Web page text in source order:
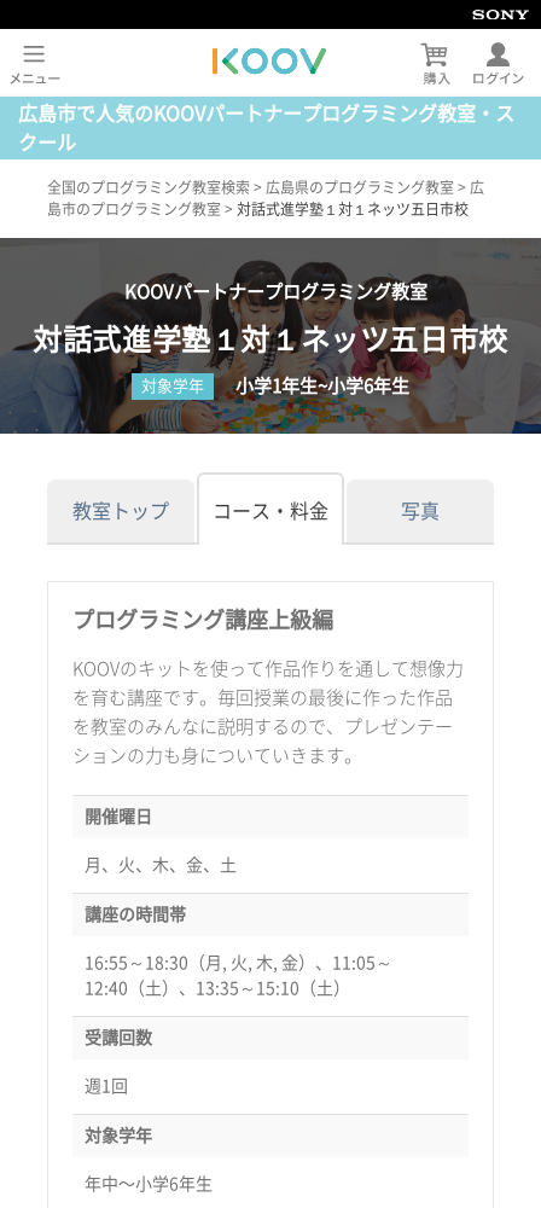
広島市で人気のKOOVパートナープログラミング教室・ス
クール
全国のプログラミング教室検索 > 広島県のプログラミング教室 > 広
島市のプログラミング教室 > 対話式進学塾１対１ネッツ五日市校
KOOVパートナープログラミング教室
対話式進学塾１対１ネッツ五日市校
対象学年 小学1年生~小学6年生
教室トップ コース・料金 写真
プログラミング講座上級編
KOOVのキットを使って作品作りを通して想像力
を育む講座です。毎回授業の最後に作った作品
を教室のみんなに説明するので、プレゼンテー
ションの力も身についていきます。
開催曜日
月、火、木、金、土
講座の時間帯
16:55～18:30（月, 火, 木, 金）、11:05～
12:40（土）、13:35～15:10（土）
受講回数
週1回
対象学年
年中〜小学6年生